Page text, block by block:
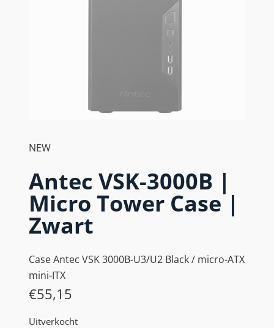
NEW
Antec VSK-3000B |
Micro Tower Case |
Zwart
Case Antec VSK 3000B-U3/U2 Black / micro-ATX
mini-ITX
€55,15
Uitverkocht